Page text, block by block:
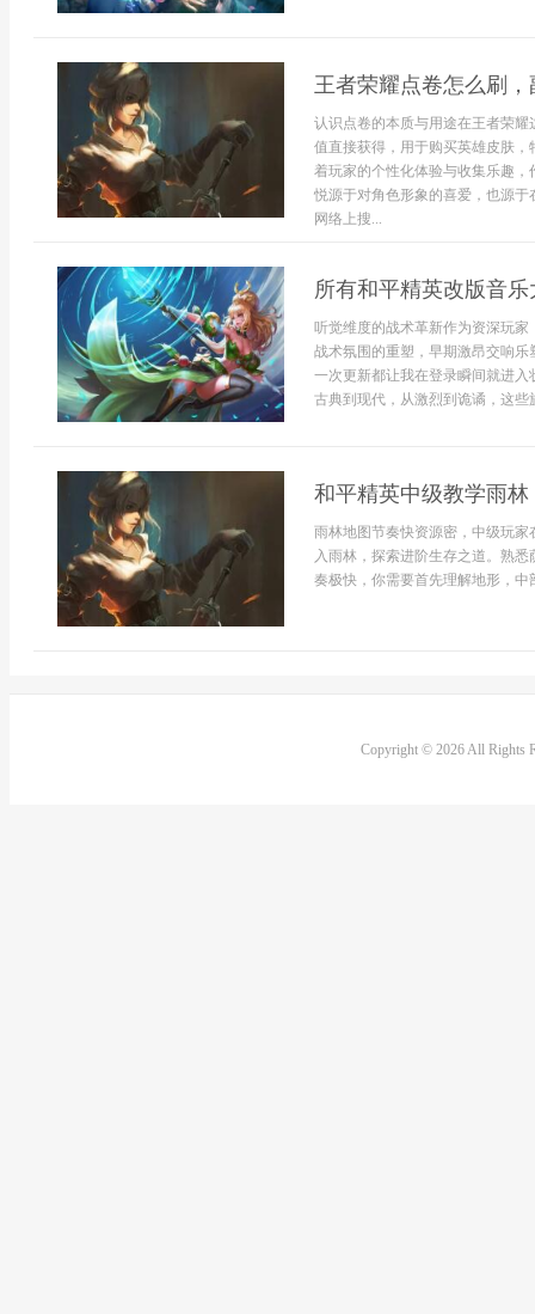
王者荣耀点卷怎么刷
认识点卷的本质与用途在王者荣
值直接获得，用于购买英雄皮肤
着玩家的个性化体验与收集乐趣
悦源于对角色形象的喜爱，也源
网络上搜...
所有和平精英改版音
听觉维度的战术革新作为资深玩
战术氛围的重塑，早期激昂交响
一次更新都让我在登录瞬间就进
古典到现代，从激烈到诡谲，这
和平精英中级教学雨
雨林地图节奏快资源密，中级玩
入雨林，探索进阶生存之道。熟
奏极快，你需要首先理解地形，
Copyright © 2026 All Rights